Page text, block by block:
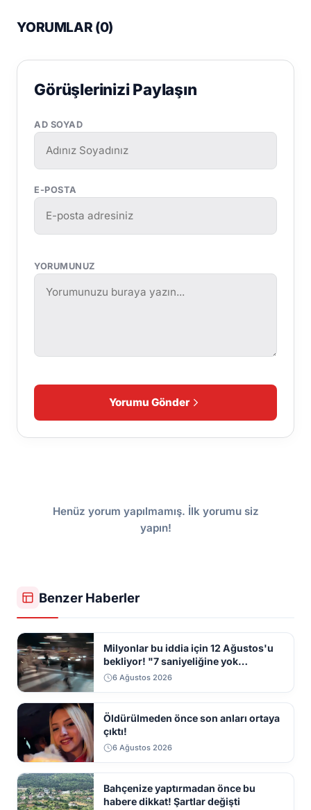
YORUMLAR (0)
Görüşlerinizi Paylaşın
AD SOYAD
E-POSTA
YORUMUNUZ
Yorumu Gönder
Henüz yorum yapılmamış. İlk yorumu siz
yapın!
Benzer Haberler
Milyonlar bu iddia için 12 Ağustos'u
bekliyor! "7 saniyeliğine yok
kaybolacak"
6 Ağustos 2026
Öldürülmeden önce son anları ortaya
çıktı!
6 Ağustos 2026
Bahçenize yaptırmadan önce bu
habere dikkat! Şartlar değişti